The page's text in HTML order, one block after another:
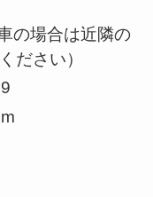
の場合は近隣の
ださい）